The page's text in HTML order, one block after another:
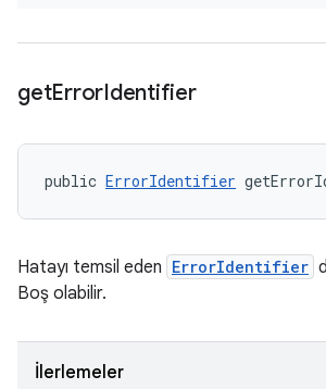
getErrorIdentifier
public ErrorIdentifier
Hatayı temsil eden ErrorIdentifier
Boş olabilir.
İlerlemeler